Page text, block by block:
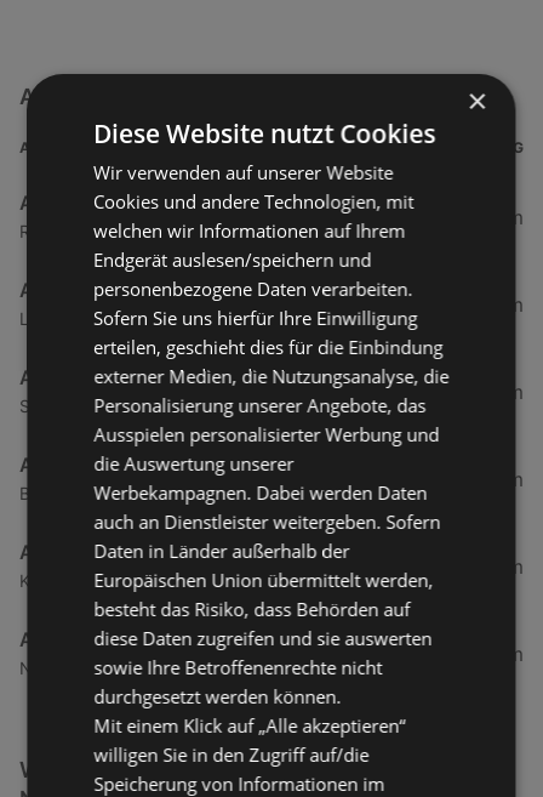
ADEG Filialen in der Nähe
ADRESSE ENTFERNUNG
ADEG
Rheinstraße 1, 6974 Gaissau
0,5 km
ADEG
Landstraße 50, 6973 Hoechst
2,69 km
ADEG
Schendlingerstraße 32a, 6900 Bregenz
9,73 km
ADEG
Bundesstraße 103 a, 6923 Lauterach
9,94 km
ADEG
Kellhofstraße 8, 6922 Wolfurt
11,67 km
ADEG
Neue Landstraße 23, 6841 Maeder
13,31 km
Weitere Getränke & Lebensmittel Filialen in der
×
Diese Website nutzt Cookies
Wir verwenden auf unserer Website
Cookies und andere Technologien, mit
welchen wir Informationen auf Ihrem
Endgerät auslesen/speichern und
personenbezogene Daten verarbeiten.
Sofern Sie uns hierfür Ihre Einwilligung
erteilen, geschieht dies für die Einbindung
externer Medien, die Nutzungsanalyse, die
Personalisierung unserer Angebote, das
Ausspielen personalisierter Werbung und
die Auswertung unserer
Werbekampagnen. Dabei werden Daten
auch an Dienstleister weitergeben. Sofern
Daten in Länder außerhalb der
Europäischen Union übermittelt werden,
besteht das Risiko, dass Behörden auf
diese Daten zugreifen und sie auswerten
sowie Ihre Betroffenenrechte nicht
durchgesetzt werden können.
Mit einem Klick auf „Alle akzeptieren“
willigen Sie in den Zugriff auf/die
Speicherung von Informationen im